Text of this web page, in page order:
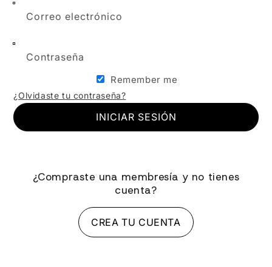
Correo electrónico
Contraseña
Remember me
¿Olvidaste tu contraseña?
INICIAR SESIÓN
¿Compraste una membresía y no tienes
cuenta?
CREA TU CUENTA